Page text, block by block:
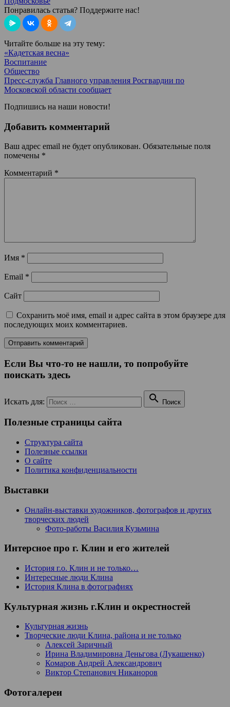
Понравилась статья? Поддержите нас!
Читайте больше на эту тему:
«Кадетская весна»
Воспитание
Общество
Пресс-служба Главного управления Росгвардии по
Московской области сообщает
Подпишись на наши новости!
Добавить комментарий
Ваш адрес email не будет опубликован. Обязательные поля
помечены *
Комментарий *
Имя *
Email *
Сайт
Сохранить моё имя, email и адрес сайта в этом браузере для
последующих моих комментариев.
Если Вы что-то не нашли, то попробуйте
поискать здесь
Искать для:  Поиск
Полезные страницы сайта
Структура сайта
Полезные ссылки
О сайте
Политика конфиденциальности
Выставки
Онлайн-выставки художников, фотографов и других
творческих людей
Фото-работы Василия Кузьмина
Интерсное про г. Клин и его жителей
История г.о. Клин и не только…
Интересные люди Клина
История Клина в фотографиях
Культурная жизнь г.Клин и окрестностей
Культурная жизнь
Творческие люди Клина, района и не только
Алексей Заричный
Ирина Владимировна Деньгова (Лукашенко)
Комаров Андрей Александрович
Виктор Степанович Никаноров
Фотогалереи